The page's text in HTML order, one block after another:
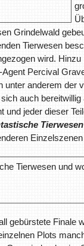
Grindelwald
Tierwesen
wird.
Percival
unter anderem der
auch
jeder dieser
gebürstete
Plots